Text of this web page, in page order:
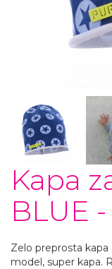
Kapa
BLUE
Zelo preprosta
model, super kapa.